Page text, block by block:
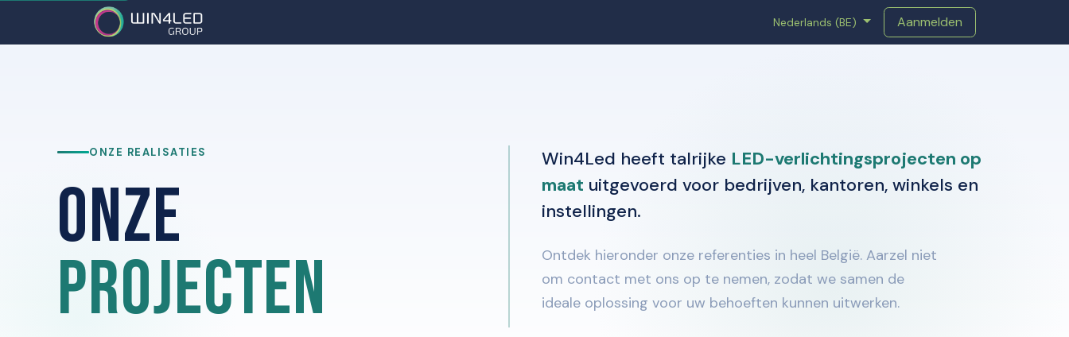
Nederlands (BE) Aanmelden
ONZE REALISATIES
Onze
projecten
Win4Led heeft talrijke LED-verlichtingsprojecten op
maat uitgevoerd voor bedrijven, kantoren, winkels en
instellingen.
Ontdek hieronder onze referenties in heel België. Aarzel niet
om contact met ons op te nemen, zodat we samen de
ideale oplossing voor uw behoeften kunnen uitwerken.